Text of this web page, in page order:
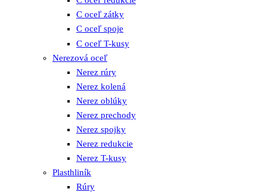
C oceľ zátky
C oceľ spoje
C oceľ T-kusy
Nerezová oceľ
Nerez rúry
Nerez kolená
Nerez oblúky
Nerez prechody
Nerez spojky
Nerez redukcie
Nerez T-kusy
Plasthliník
Rúry